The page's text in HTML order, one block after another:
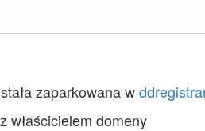
zaparkowana w
z właścicielem domeny